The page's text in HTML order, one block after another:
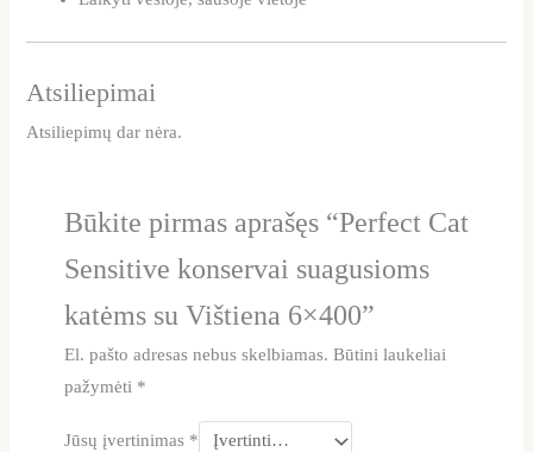
Atsiliepimai
Atsiliepimų dar nėra.
Būkite pirmas aprašęs “Perfect Cat
Sensitive konservai suagusioms
katėms su Vištiena 6×400”
El. pašto adresas nebus skelbiamas. Būtini laukeliai
pažymėti *
Jūsų įvertinimas *